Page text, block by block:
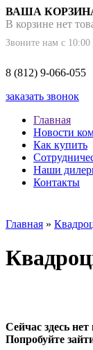
ВАША
В корзине нет
Звоните нам с 10:00
8 (812) 9-066-055
заказать звонок
Главная
Новости
Как купить
Наши
Контакты
Главная »
Сейчас здесь
Попробуйте